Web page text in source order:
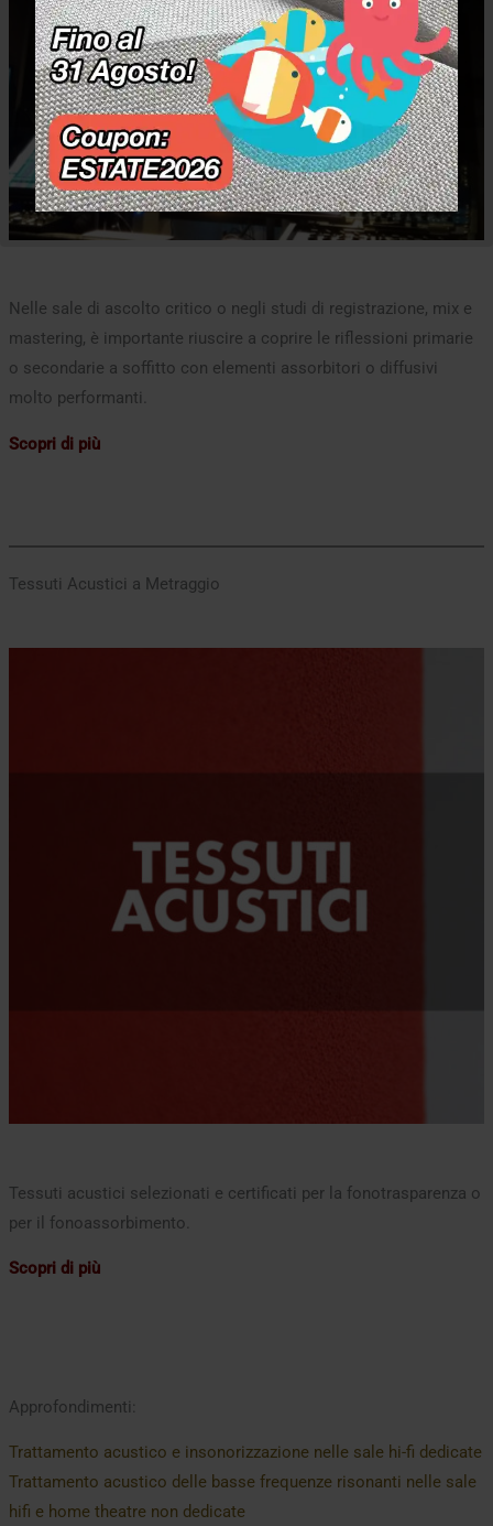
Nelle sale di ascolto critico o negli studi di registrazione, mix e
mastering, è importante riuscire a coprire le riflessioni primarie
o secondarie a soffitto con elementi assorbitori o diffusivi
molto performanti.
Scopri di più
Tessuti Acustici a Metraggio
Tessuti acustici selezionati e certificati per la fonotrasparenza o
per il fonoassorbimento.
Scopri di più
Approfondimenti:
Trattamento acustico e insonorizzazione nelle sale hi-fi dedicate
Trattamento acustico delle basse frequenze risonanti nelle sale
hifi e home theatre non dedicate